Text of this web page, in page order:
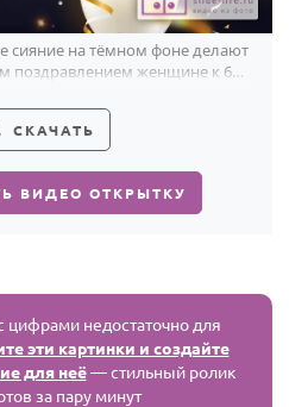
сияние на тёмном фоне делают
поздравлением женщине к 64-
СКАЧАТЬ
ВИДЕО ОТКРЫТКУ
цифрами недостаточно для
эти картинки и создайте
для неё— стильный ролик
за пару минут